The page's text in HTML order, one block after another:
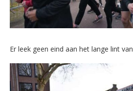
Er leek geen eind aan het lange lint